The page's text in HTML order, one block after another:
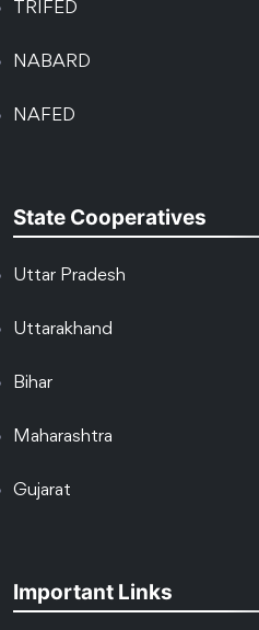
TRIFED
NABARD
NAFED
State Cooperatives
Uttar Pradesh
Uttarakhand
Bihar
Maharashtra
Gujarat
Important Links